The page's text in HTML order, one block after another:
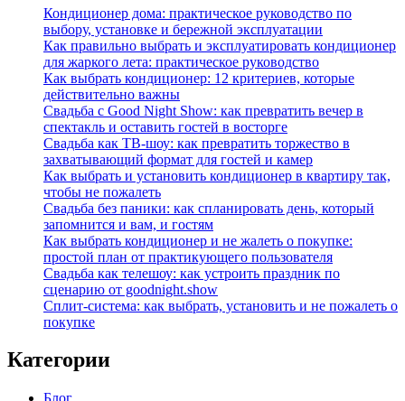
Кондиционер дома: практическое руководство по
выбору, установке и бережной эксплуатации
Как правильно выбрать и эксплуатировать кондиционер
для жаркого лета: практическое руководство
Как выбрать кондиционер: 12 критериев, которые
действительно важны
Свадьба с Good Night Show: как превратить вечер в
спектакль и оставить гостей в восторге
Свадьба как ТВ‑шоу: как превратить торжество в
захватывающий формат для гостей и камер
Как выбрать и установить кондиционер в квартиру так,
чтобы не пожалеть
Свадьба без паники: как спланировать день, который
запомнится и вам, и гостям
Как выбрать кондиционер и не жалеть о покупке:
простой план от практикующего пользователя
Свадьба как телешоу: как устроить праздник по
сценарию от goodnight.show
Сплит-система: как выбрать, установить и не пожалеть о
покупке
Категории